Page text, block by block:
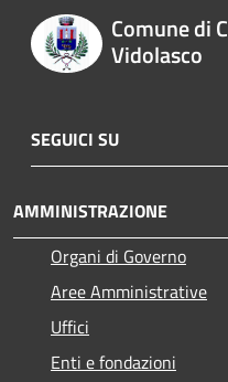
Comune di
Vidolasco
SEGUICI SU
AMMINISTRAZIONE
Organi di Governo
Aree Amministrative
Uffici
Enti e fondazioni